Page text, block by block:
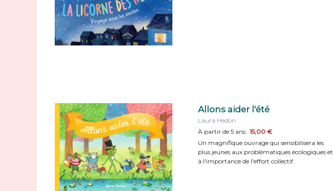
Allons aider l'été
Laura Hedon
À partir de 5 ans 15,00 €
Un magnifique ouvrage qui sensibilisera les
plus jeunes aux problématiques écologiques et
à l'importance de l'effort collectif.